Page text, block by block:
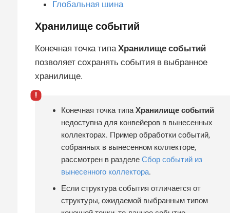
Глобальная шина
Хранилище событий
Конечная точка типаХранилище событий
позволяет сохранять события в выбранное
хранилище.
Конечная точка типаХранилище событий
недоступна для конвейеров в вынесенных
коллекторах. Пример обработки событий,
собранных в вынесенном коллекторе,
рассмотрен в разделе Сбор событий из
вынесенного коллектора.
Если структура события отличается от
структуры, ожидаемой выбранным типом